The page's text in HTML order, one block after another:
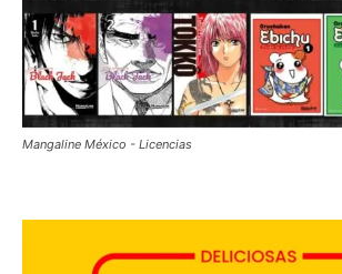
Mangaline México - Licencias